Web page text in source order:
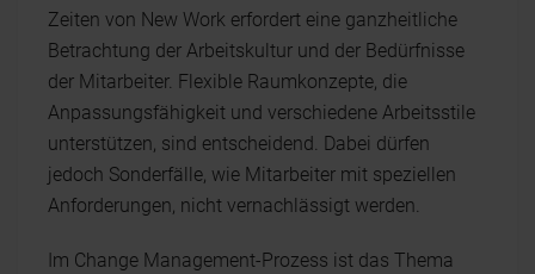
Zeiten von New Work erfordert eine ganzheitliche
Betrachtung der Arbeitskultur und der Bedürfnisse
der Mitarbeiter. Flexible Raumkonzepte, die
Anpassungsfähigkeit und verschiedene Arbeitsstile
unterstützen, sind entscheidend. Dabei dürfen
jedoch Sonderfälle, wie Mitarbeiter mit speziellen
Anforderungen, nicht vernachlässigt werden.
Im Change Management-Prozess ist das Thema